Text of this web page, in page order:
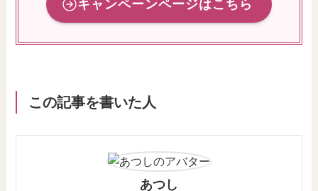
キャンペーンページはこちら
この記事を書いた人
あつし